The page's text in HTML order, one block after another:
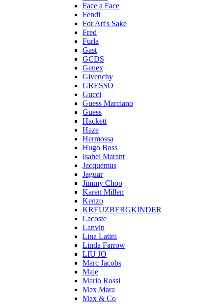
Face a Face
Fendi
For Art's Sake
Fred
Furla
Gast
GCDS
Genex
Givenchy
GRESSO
Gucci
Guess Marciano
Guess
Hackett
Haze
Hermossa
Hugo Boss
Isabel Marant
Jacquemus
Jaguar
Jimmy Choo
Karen Millen
Kenzo
KREUZBERGKINDER
Lacoste
Lanvin
Lina Latini
Linda Farrow
LIU JO
Marc Jacobs
Maje
Mario Rossi
Max Mara
Max & Co